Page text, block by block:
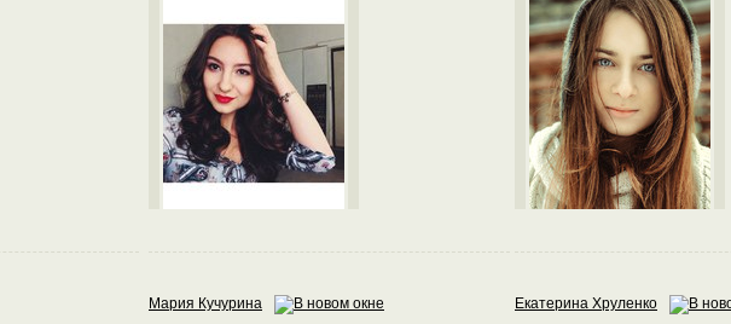
Мария Кучурина Екатерина Хруленко